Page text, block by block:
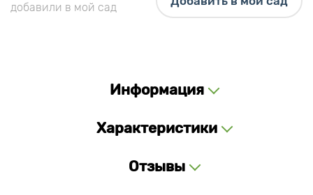
добавили в мой сад
Информация
Характеристики
Отзывы